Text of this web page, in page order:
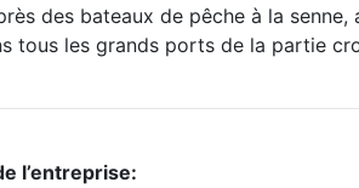
des bateaux de pêche à la
tous les grands ports de la partie
l’entreprise: